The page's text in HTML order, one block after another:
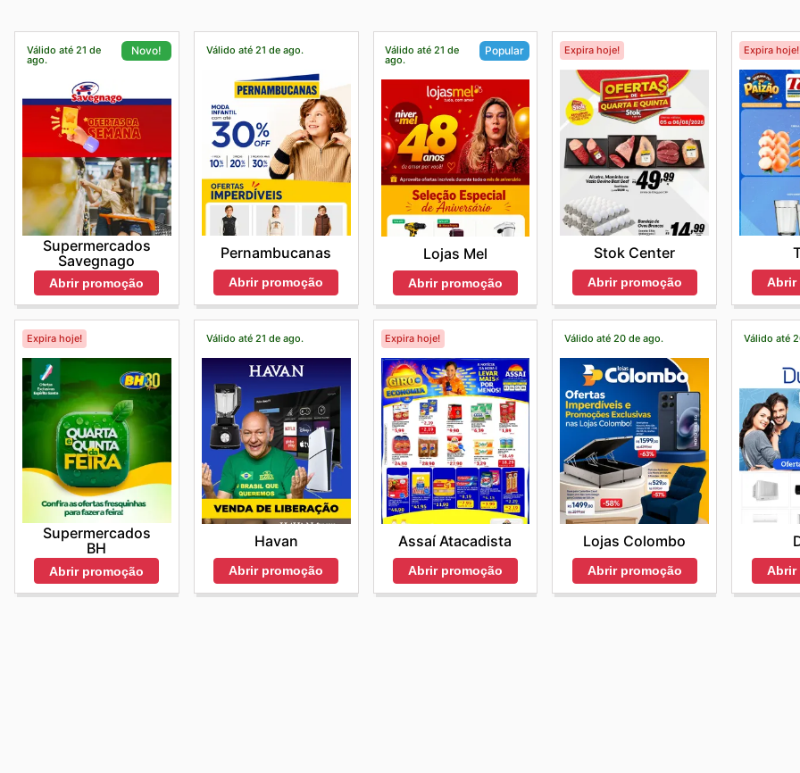
Válido até 21 de
ago.
Novo!
Supermercados
Savegnago
Abrir promoção
Válido até 21 de ago.
Pernambucanas
Abrir promoção
Válido até 21 de
ago.
Popular
Lojas Mel
Abrir promoção
Expira hoje!
Stok Center
Abrir promoção
Expira hoje!
Abrir
Expira hoje!
Supermercados
BH
Abrir promoção
Válido até 21 de ago.
Havan
Abrir promoção
Expira hoje!
Assaí Atacadista
Abrir promoção
Válido até 20 de ago.
Lojas Colombo
Abrir promoção
Válido até
Abrir